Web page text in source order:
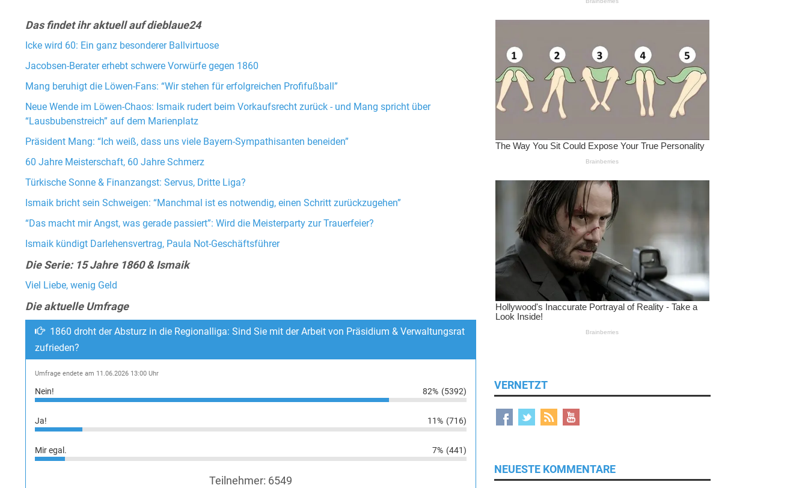
Das findet ihr aktuell auf dieblaue24
Icke wird 60: Ein ganz besonderer Ballvirtuose
Jacobsen-Berater erhebt schwere Vorwürfe gegen 1860
Mang beruhigt die Löwen-Fans: “Wir stehen für erfolgreichen Profifußball”
Neue Wende im Löwen-Chaos: Ismaik rudert beim Vorkaufsrecht zurück - und Mang spricht über
“Lausbubenstreich” auf dem Marienplatz
Präsident Mang: “Ich weiß, dass uns viele Bayern-Sympathisanten beneiden”
60 Jahre Meisterschaft, 60 Jahre Schmerz
Türkische Sonne & Finanzangst: Servus, Dritte Liga?
Ismaik bricht sein Schweigen: “Manchmal ist es notwendig, einen Schritt zurückzugehen”
“Das macht mir Angst, was gerade passiert”: Wird die Meisterparty zur Trauerfeier?
Ismaik kündigt Darlehensvertrag, Paula Not-Geschäftsführer
Die Serie: 15 Jahre 1860 & Ismaik
Viel Liebe, wenig Geld
Die aktuelle Umfrage
1860 droht der Absturz in die Regionalliga: Sind Sie mit der Arbeit von Präsidium & Verwaltungsrat
zufrieden?
Umfrage endete am 11.06.2026 13:00 Uhr
Nein! 82% (5392)
Ja! 11% (716)
Mir egal. 7% (441)
Teilnehmer: 6549
VERNETZT
NEUESTE KOMMENTARE